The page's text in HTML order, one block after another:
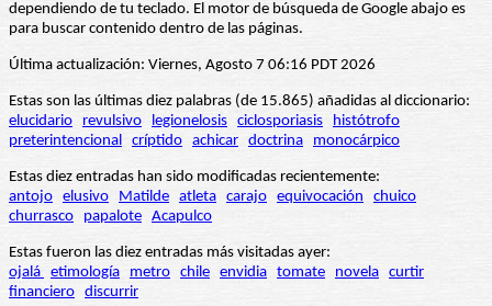
dependiendo de tu teclado. El motor de búsqueda de Google abajo es
para buscar contenido dentro de las páginas.
Última actualización: Viernes, Agosto 7 06:16 PDT 2026
Estas son las últimas diez palabras (de 15.865) añadidas al diccionario:
elucidario
revulsivo legionelosis ciclosporiasis
histótrofo
preterintencional críptido achicar doctrina monocárpico
Estas diez entradas han sido modificadas recientemente:
antojo elusivo Matilde atleta carajo equivocación
chuico
churrasco
papalote Acapulco
Estas fueron las diez entradas más visitadas ayer:
ojalá etimología metro chile envidia tomate novela curtir
financiero discurrir